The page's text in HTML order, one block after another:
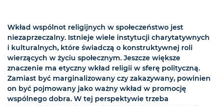
Wkład wspólnot religijnych w społeczeństwo jest
niezaprzeczalny. Istnieje wiele instytucji charytatywnych
i kulturalnych, które świadczą o konstruktywnej roli
wierzących w życiu społecznym. Jeszcze większe
znaczenie ma etyczny wkład religii w sferę polityczną.
Zamiast być marginalizowany czy zakazywany, powinien
on być pojmowany jako ważny wkład w promocję
wspólnego dobra. W tej perspektywie trzeba